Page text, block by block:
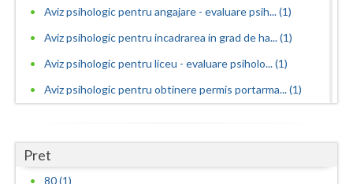
Ilfov
Mehedinti
Mures
Aviz psihologic pentru angajare - evaluare psih... (1)
Aviz psihologic pentru incadrarea in grad de ha... (1)
Aviz psihologic pentru liceu - evaluare psiholo... (1)
Aviz psihologic pentru obtinere permis portarma... (1)
Aviz psihologic pentru ocuparea functiilor publ... (1)
Pret
80 (1)